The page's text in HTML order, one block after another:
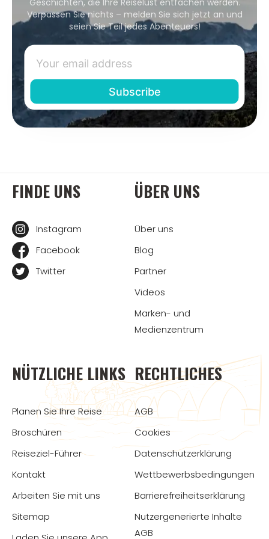
Verpassen Sie nichts – melden Sie sich jetzt an und
seien Sie Teil jedes Abenteuers!
FINDE UNS
Instagram
Facebook
Twitter
ÜBER UNS
Über uns
Blog
Partner
Videos
Marken- und
Medienzentrum
NÜTZLICHE LINKS
Planen Sie Ihre Reise
Broschüren
Reiseziel-Führer
Kontakt
Arbeiten Sie mit uns
Sitemap
RECHTLICHES
AGB
Cookies
Datenschutzerklärung
Wettbewerbsbedingungen
Barrierefreiheitserklärung
Nutzergenerierte Inhalte
AGB